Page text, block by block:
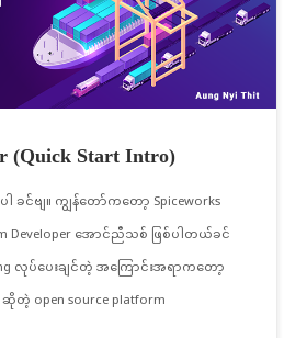
(Quick Start Intro)
ခင်ဗျ။ ကျွန်တော်ကတော့ Spiceworks
Developer အောင်ညီသစ် ဖြစ်ပါတယ်ခင်
လုပ်ပေးချင်တဲ့ အကြောင်းအရာကတော့
ဆိုတဲ့ open source platform